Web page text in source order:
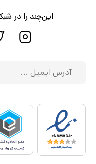
این‌چند را در